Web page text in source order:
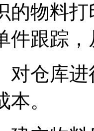
的物料
件跟踪
对仓库
。